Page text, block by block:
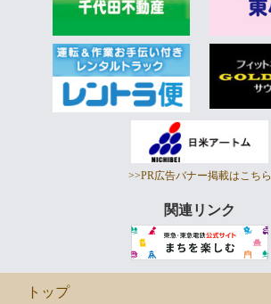
>>PR広告バナー掲載はこちら
関連リンク
トップ